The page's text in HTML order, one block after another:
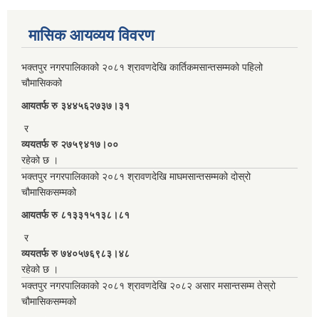
मासिक आयव्यय विवरण
भक्तपुर नगरपालिकाको २०८१ श्रावणदेखि कार्तिकमसान्तसम्मको पहिलो
चौमासिकको
आयतर्फ रु‌ ३४४५६२७३७।३१
र
व्ययतर्फ रु २७५९४१७।००
रहेको छ ।
भक्तपुर नगरपालिकाको २०८१ श्रावणदेखि माघमसान्तसम्मको दोस्रो
चौमासिकसम्मको
आयतर्फ रु‌ ८१३३१५१३८।८१
र
व्ययतर्फ रु ७४०५७६९८३।४८
रहेको छ ।
भक्तपुर नगरपालिकाको २०८१ श्रावणदेखि २०८२ असार मसान्तसम्म तेस्रो
चौमासिकसम्मको